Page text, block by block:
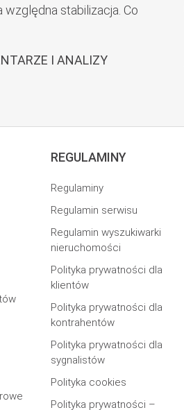
względna stabilizacja. Co
I ANALIZY
REGULAMINY
Regulaminy
Regulamin serwisu
Regulamin wyszukiwarki
nieruchomości
Polityka prywatności dla
klientów
Polityka prywatności dla
kontrahentów
Polityka prywatności dla
sygnalistów
Polityka cookies
Polityka prywatności –